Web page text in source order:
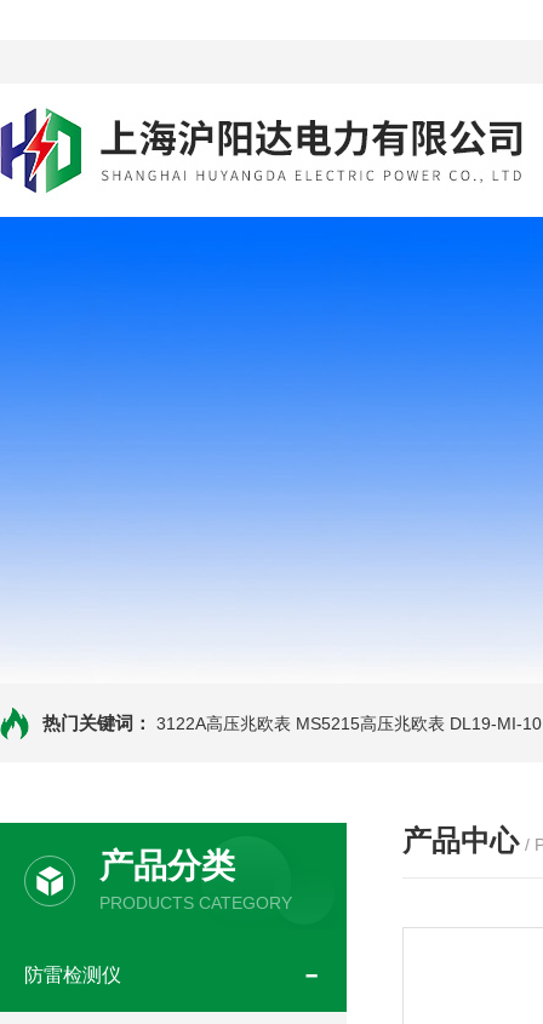
热门关键词： 3122A高压兆欧表 MS5215高压兆欧表 DL19-MI-
产品分类
PRODUCTS CATEGORY
防雷检测仪
产品中心 /